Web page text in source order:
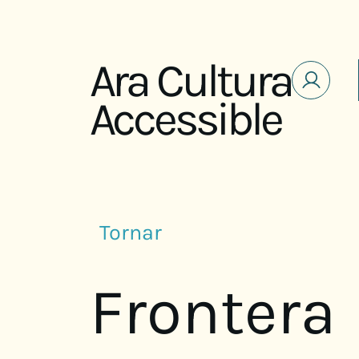
Ara Cultura
Accessible
Tornar
Frontera